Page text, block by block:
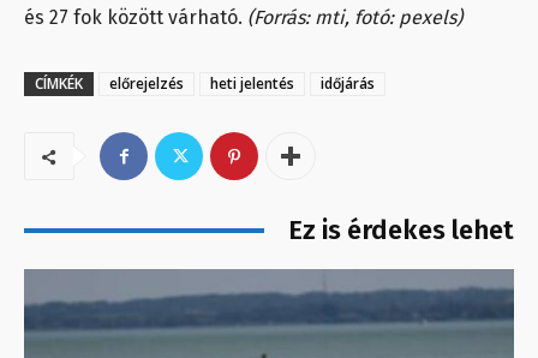
és 27 fok között várható. (Forrás: mti, fotó: pexels)
CÍMKÉK előrejelzés heti jelentés időjárás
Ez is érdekes lehet